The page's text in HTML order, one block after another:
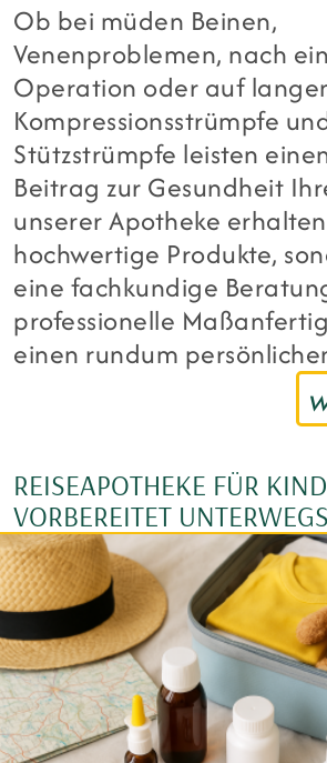
Ob bei müden Beinen,
Venenproblemen, nach
Operation oder auf
Kompressionsstrümpfe
Stützstrümpfe leisten
Beitrag zur Gesundheit
unserer Apotheke
hochwertige Produkte,
eine fachkundige
professionelle
einen rundum
REISEAPOTHEKE FÜR
VORBEREITET UNTERWEGS